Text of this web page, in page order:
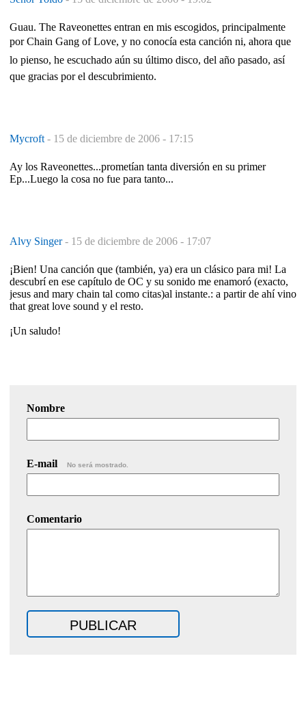
Guau. The Raveonettes entran en mis escogidos, principalmente
por Chain Gang of Love, y no conocía esta canción ni, ahora que
lo pienso, he escuchado aún su último disco, del año pasado, así
que gracias por el descubrimiento.
Mycroft - 15 de diciembre de 2006 - 17:15
Ay los Raveonettes...prometían tanta diversión en su primer
Ep...Luego la cosa no fue para tanto...
Alvy Singer- 15 de diciembre de 2006 - 17:07
¡Bien! Una canción que (también, ya) era un clásico para mi! La
descubrí en ese capítulo de OC y su sonido me enamoró (exacto,
jesus and mary chain tal como citas)al instante.: a partir de ahí vino
that great love sound y el resto.
¡Un saludo!
Nombre
E-mail No será mostrado.
Comentario